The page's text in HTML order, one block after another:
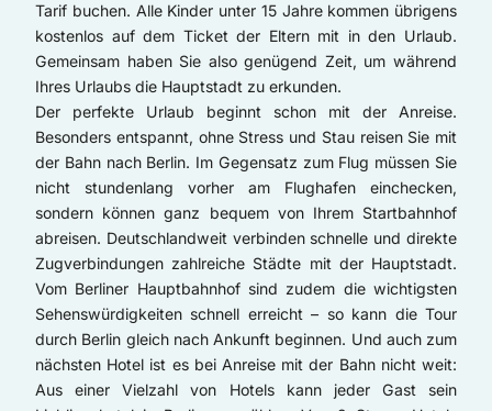
Tarif buchen. Alle Kinder unter 15 Jahre kommen übrigens
kostenlos auf dem Ticket der Eltern mit in den Urlaub.
Gemeinsam haben Sie also genügend Zeit, um während
Ihres Urlaubs die Hauptstadt zu erkunden.
Der perfekte Urlaub beginnt schon mit der Anreise.
Besonders entspannt, ohne Stress und Stau reisen Sie mit
der Bahn nach Berlin. Im Gegensatz zum Flug müssen Sie
nicht stundenlang vorher am Flughafen einchecken,
sondern können ganz bequem von Ihrem Startbahnhof
abreisen. Deutschlandweit verbinden schnelle und direkte
Zugverbindungen zahlreiche Städte mit der Hauptstadt.
Vom Berliner Hauptbahnhof sind zudem die wichtigsten
Sehenswürdigkeiten schnell erreicht – so kann die Tour
durch Berlin gleich nach Ankunft beginnen. Und auch zum
nächsten Hotel ist es bei Anreise mit der Bahn nicht weit:
Aus einer Vielzahl von Hotels kann jeder Gast sein